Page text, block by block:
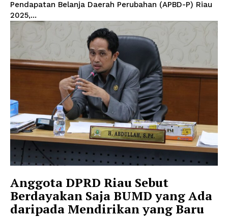
Pendapatan Belanja Daerah Perubahan (APBD-P) Riau
2025,...
Anggota DPRD Riau Sebut
Berdayakan Saja BUMD yang Ada
daripada Mendirikan yang Baru